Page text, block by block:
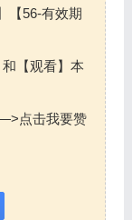
【56-有效期
【观看】本
点击我要赞